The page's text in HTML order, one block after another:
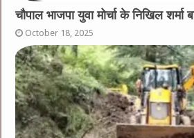
चौपाल भाजपा युवा मोर्चा के निखिल शर्मा
October 18, 2025